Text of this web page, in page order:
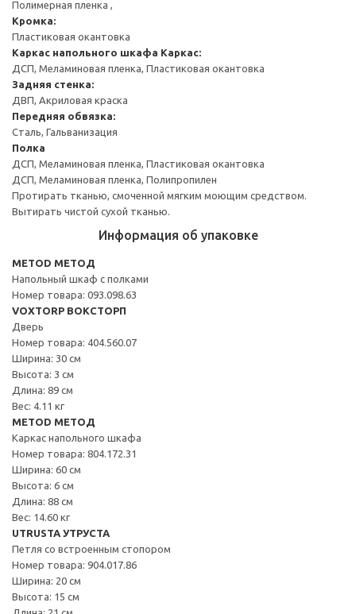
Полимерная пленка ,
Кромка:
Пластиковая окантовка
Каркас напольного шкафа Каркас:
ДСП, Меламиновая пленка, Пластиковая окантовка
Задняя стенка:
ДВП, Акриловая краска
Передняя обвязка:
Сталь, Гальванизация
Полка
ДСП, Меламиновая пленка, Пластиковая окантовка
ДСП, Меламиновая пленка, Полипропилен
Протирать тканью, смоченной мягким моющим средством.
Вытирать чистой сухой тканью.
Информация об упаковке
METOD МЕТОД
Напольный шкаф с полками
Номер товара: 093.098.63
VOXTORP ВОКСТОРП
Дверь
Номер товара: 404.560.07
Ширина: 30 см
Высота: 3 см
Длина: 89 см
Вес: 4.11 кг
METOD МЕТОД
Каркас напольного шкафа
Номер товара: 804.172.31
Ширина: 60 см
Высота: 6 см
Длина: 88 см
Вес: 14.60 кг
UTRUSTA УТРУСТА
Петля со встроенным стопором
Номер товара: 904.017.86
Ширина: 20 см
Высота: 15 см